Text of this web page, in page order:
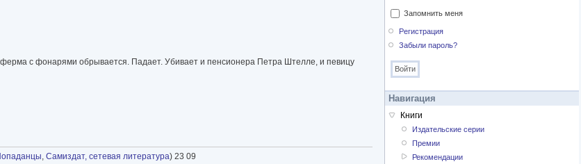
с фонарями обрывается. Падает. Убивает и пенсионера Петра Штелле, и певицу
, Самиздат, сетевая литература) 23 09
Запомнить меня
Регистрация
Забыли пароль?
Навигация
Книги
Издательские серии
Премии
Рекомендации